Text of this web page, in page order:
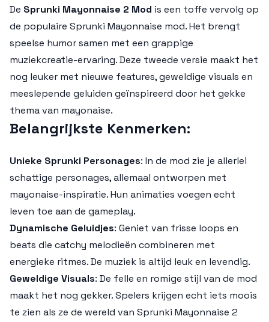
De Sprunki Mayonnaise 2 Mod is een toffe vervolg op
de populaire Sprunki Mayonnaise mod. Het brengt
speelse humor samen met een grappige
muziekcreatie-ervaring. Deze tweede versie maakt het
nog leuker met nieuwe features, geweldige visuals en
meeslepende geluiden geïnspireerd door het gekke
thema van mayonaise.
Belangrijkste Kenmerken:
Unieke Sprunki Personages: In de mod zie je allerlei
schattige personages, allemaal ontworpen met
mayonaise-inspiratie. Hun animaties voegen echt
leven toe aan de gameplay.
Dynamische Geluidjes: Geniet van frisse loops en
beats die catchy melodieën combineren met
energieke ritmes. De muziek is altijd leuk en levendig.
Geweldige Visuals: De felle en romige stijl van de mod
maakt het nog gekker. Spelers krijgen echt iets moois
te zien als ze de wereld van Sprunki Mayonnaise 2